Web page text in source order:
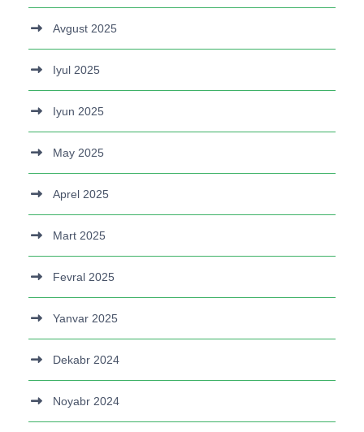
Avgust 2025
Iyul 2025
Iyun 2025
May 2025
Aprel 2025
Mart 2025
Fevral 2025
Yanvar 2025
Dekabr 2024
Noyabr 2024